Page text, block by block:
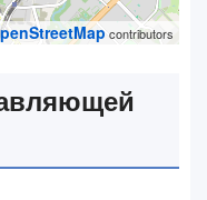
contributors